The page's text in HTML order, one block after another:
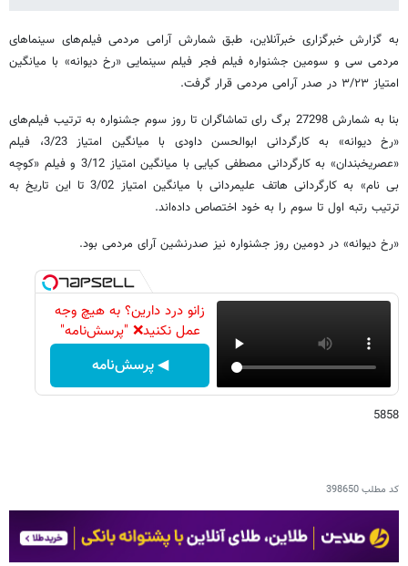
به گزارش خبرگزاری خبرآنلاین، طبق شمارش آرامی مردمی فیلم‌های سینماهای
مردمی سی و سومین جشنواره فیلم فجر فیلم سینمایی «رخ دیوانه» با میانگین
امتیاز ۳/۲۳ در صدر آرامی مردمی قرار گرفت.
بنا به شمارش 27298 برگ رای تماشاگران تا روز سوم جشنواره به ترتیب فیلم‌های
«رخ دیوانه» به کارگردانی ابوالحسن داودی با میانگین امتیاز 3/23، فیلم
«عصریخبندان» به کارگردانی مصطفی کیایی با میانگین امتیاز 3/12 و فیلم «کوچه
بی نام» به کارگردانی هاتف علیمردانی با میانگین امتیاز 3/02 تا این تاریخ به
ترتیب رتبه اول تا سوم را به خود اختصاص داده‌اند.
«رخ دیوانه» در دومین روز جشنواره نیز صدرنشین آرای مردمی بود.
زانو درد دارین؟ به هیچ وجه
عمل نکنید❌ "پرسش‌نامه"
◀ پرسش‌نامه
5858
کد مطلب398650